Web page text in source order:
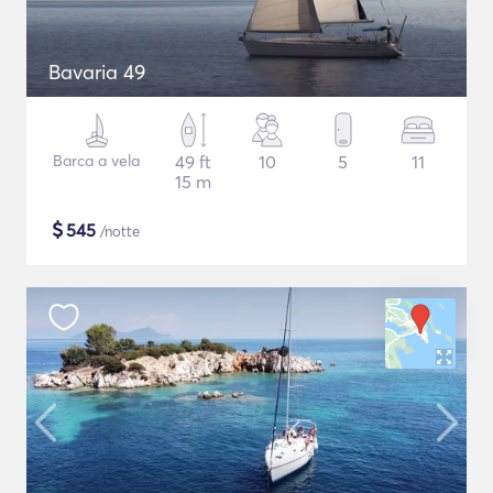
Bavaria 49
Barca a vela
49 ft
15 m
10 5 11
$545 /notte